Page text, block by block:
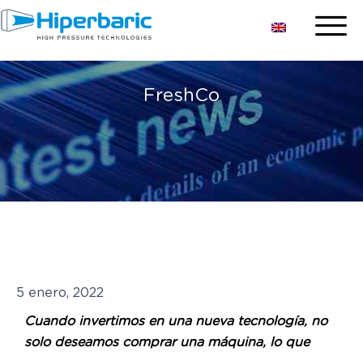
FreshCo
5 enero, 2022
Cuando invertimos en una nueva tecnología, no
solo deseamos comprar una máquina, lo que